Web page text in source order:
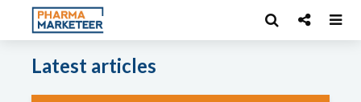
Latest articles